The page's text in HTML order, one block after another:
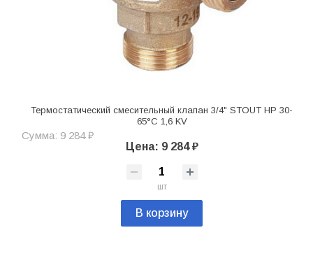
Термостатический смесительный клапан 3/4" STOUT НР 30-
65°С 1,6 KV
Сумма: 9 284 ₽
Цена: 9 284 ₽
шт
В корзину